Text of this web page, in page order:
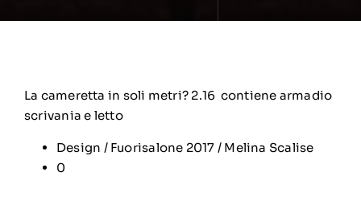
La cameretta in soli metri? 2.16 contiene armadio
scrivania e letto
Design / Fuorisalone 2017 / Melina Scalise
0